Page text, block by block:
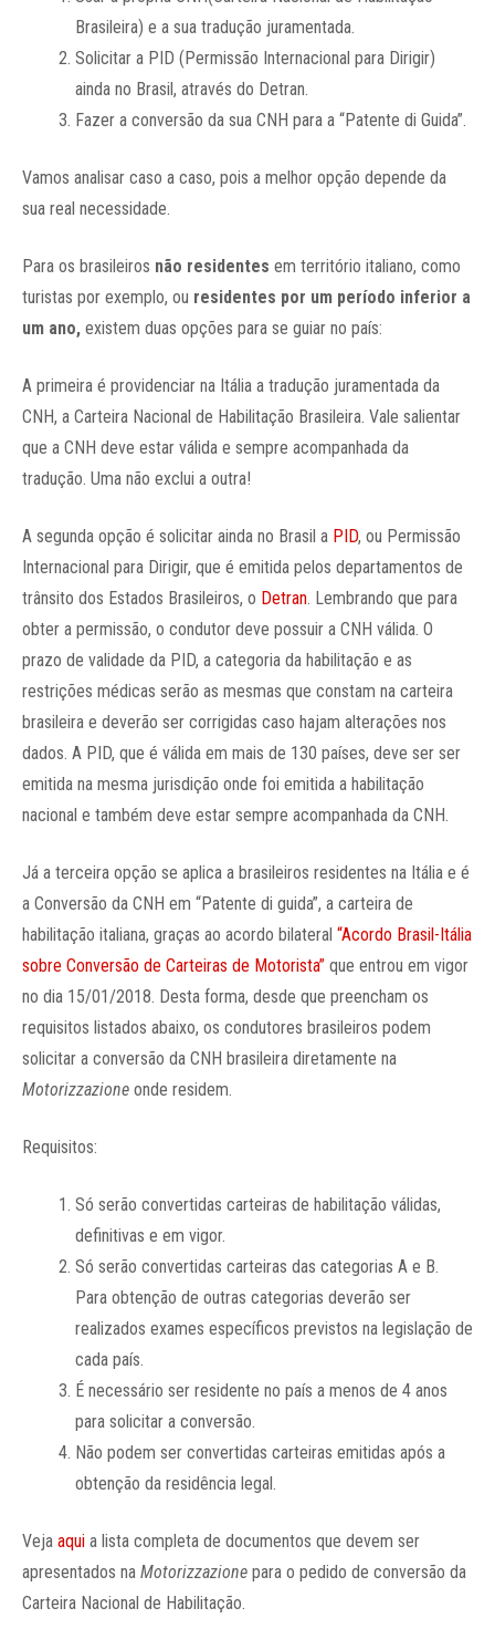
Brasileira) e a sua tradução juramentada.
Solicitar a PID (Permissão Internacional para Dirigir)
ainda no Brasil, através do Detran.
Fazer a conversão da sua CNH para a “Patente di Guida”.
Vamos analisar caso a caso, pois a melhor opção depende da
sua real necessidade.
Para os brasileiros não residentes em território italiano, como
turistas por exemplo, ou residentes por um período inferior a
um ano, existem duas opções para se guiar no país:
A primeira é providenciar na Itália a tradução juramentada da
CNH, a Carteira Nacional de Habilitação Brasileira. Vale salientar
que a CNH deve estar válida e sempre acompanhada da
tradução. Uma não exclui a outra!
A segunda opção é solicitar ainda no Brasil a PID, ou Permissão
Internacional para Dirigir, que é emitida pelos departamentos de
trânsito dos Estados Brasileiros, o Detran. Lembrando que para
obter a permissão, o condutor deve possuir a CNH válida. O
prazo de validade da PID, a categoria da habilitação e as
restrições médicas serão as mesmas que constam na carteira
brasileira e deverão ser corrigidas caso hajam alterações nos
dados. A PID, que é válida em mais de 130 países, deve ser ser
emitida na mesma jurisdição onde foi emitida a habilitação
nacional e também deve estar sempre acompanhada da CNH.
Já a terceira opção se aplica a brasileiros residentes na Itália e é
a Conversão da CNH em “Patente di guida”, a carteira de
habilitação italiana, graças ao acordo bilateral “Acordo Brasil-Itália
sobre Conversão de Carteiras de Motorista” que entrou em vigor
no dia 15/01/2018. Desta forma, desde que preencham os
requisitos listados abaixo, os condutores brasileiros podem
solicitar a conversão da CNH brasileira diretamente na
Motorizzazione onde residem.
Requisitos:
Só serão convertidas carteiras de habilitação válidas,
definitivas e em vigor.
Só serão convertidas carteiras das categorias A e B.
Para obtenção de outras categorias deverão ser
realizados exames específicos previstos na legislação de
cada país.
É necessário ser residente no país a menos de 4 anos
para solicitar a conversão.
Não podem ser convertidas carteiras emitidas após a
obtenção da residência legal.
Veja aqui a lista completa de documentos que devem ser
apresentados na Motorizzazione para o pedido de conversão da
Carteira Nacional de Habilitação.